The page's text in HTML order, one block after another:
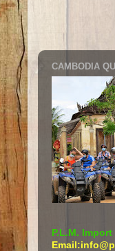
CAMBODIA
P.L.M.